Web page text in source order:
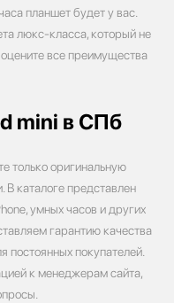
планшет будет у вас.
люкс-класса, который не
все преимущества
mini в СПб
только оригинальную
В каталоге представлен
умных часов и других
гарантию качества
постоянных покупателей.
к менеджерам сайта,